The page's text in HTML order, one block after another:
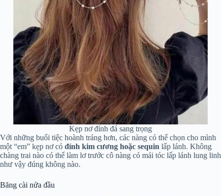
Kẹp nơ đính đá sang trọng
Với những buổi tiệc hoành tráng hơn, các nàng có thể chọn cho mình
một “em” kẹp nơ có đính kim cương hoặc sequin lấp lánh. Không
chàng trai nào có thể làm lơ trước cô nàng có mái tóc lấp lánh lung linh
như vậy đúng không nào.
Băng cài nửa đầu